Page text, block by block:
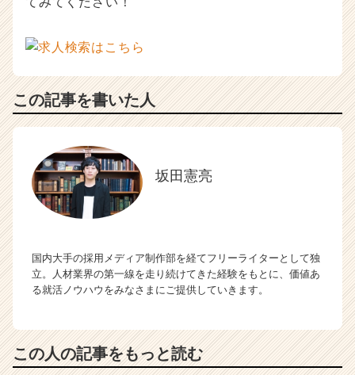
この記事を書いた人
坂田憲亮
国内大手の採用メディア制作部を経てフリーライターとして独
立。人材業界の第一線を走り続けてきた経験をもとに、価値あ
る就活ノウハウをみなさまにご提供していきます。
この人の記事をもっと読む